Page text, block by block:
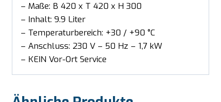
– Maße: B 420 x T 420 x H 300
– Inhalt: 9.9 Liter
– Temperaturbereich: +30 / +90 °C
– Anschluss: 230 V – 50 Hz – 1,7 kW
– KEIN Vor-Ort Service